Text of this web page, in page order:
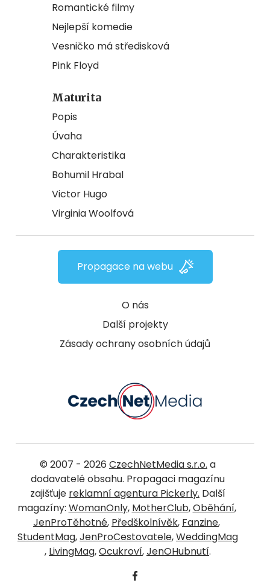
Romantické filmy
Nejlepší komedie
Vesničko má středisková
Pink Floyd
Maturita
Popis
Úvaha
Charakteristika
Bohumil Hrabal
Victor Hugo
Virginia Woolfová
O nás
Další projekty
Zásady ochrany osobních údajů
Propagace na webu
© 2007 - 2026 CzechNetMedia s.r.o. a
dodavatelé obsahu. Propagaci magazínu
zajišťuje reklamní agentura Pickerly. Další
magazíny: WomanOnly, MotherClub,Oběhání,
JenProTěhotné, Předškolnívěk, Fanzine,
StudentMag,JenProCestovatele,WeddingMag
, LivingMag,Ocukroví,JenOHubnutí.